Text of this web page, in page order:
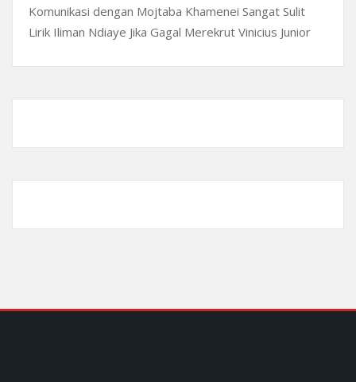
Komunikasi dengan Mojtaba Khamenei Sangat Sulit
Lirik Iliman Ndiaye Jika Gagal Merekrut Vinicius Junior